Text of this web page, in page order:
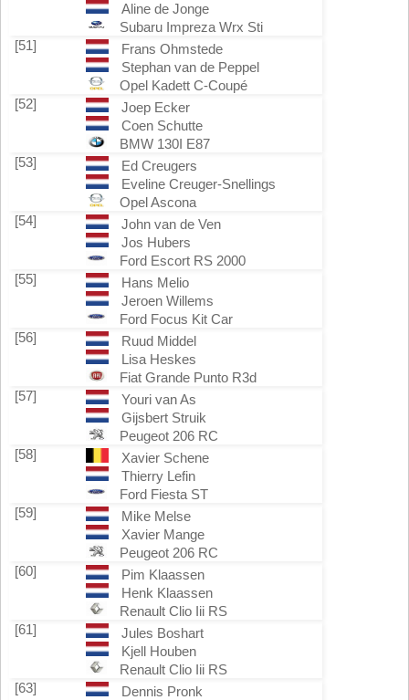
Aline de Jonge
Subaru Impreza Wrx Sti
[51]
Frans Ohmstede
Stephan van de Peppel
Opel Kadett C-Coupé
[52]
Joep Ecker
Coen Schutte
BMW 130I E87
[53]
Ed Creugers
Eveline Creuger-Snellings
Opel Ascona
[54]
John van de Ven
Jos Hubers
Ford Escort RS 2000
[55]
Hans Melio
Jeroen Willems
Ford Focus Kit Car
[56]
Ruud Middel
Lisa Heskes
Fiat Grande Punto R3d
[57]
Youri van As
Gijsbert Struik
Peugeot 206 RC
[58]
Xavier Schene
Thierry Lefin
Ford Fiesta ST
[59]
Mike Melse
Xavier Mange
Peugeot 206 RC
[60]
Pim Klaassen
Henk Klaassen
Renault Clio Iii RS
[61]
Jules Boshart
Kjell Houben
Renault Clio Iii RS
[63]
Dennis Pronk